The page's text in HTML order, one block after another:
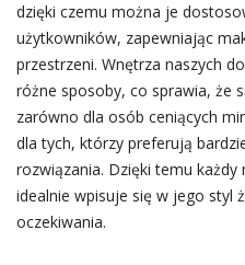
dzięki czemu można je
użytkowników, zapewniając
przestrzeni. Wnętrza naszych
różne sposoby, co sprawia, że
zarówno dla osób ceniących
dla tych, którzy preferują
rozwiązania. Dzięki temu
idealnie wpisuje się w jego styl
oczekiwania.